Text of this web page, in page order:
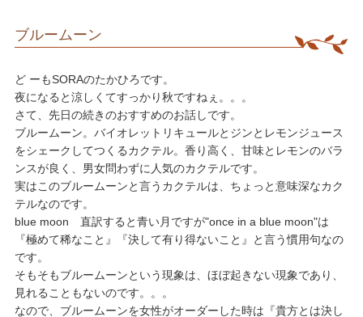
ブルームーン
ど ーもSORAのたかひろです。
​夜になると涼しくてすっかり秋ですねぇ。。。
​さて、先日の続きのおすすめのお話しです。
​ブルームーン。バイオレットリキュールとジンとレモンジュース
をシェークしてつくるカクテル。香り高く、甘味とレモンのバラ
ンスが良く、男女問わずに人気のカクテルです。
​実はこのブルームーンと言うカクテルは、ちょっと意味深なカク
テルなのです。
​blue moon 直訳すると青い月ですが"once in a blue moon"は
『極めて稀なこと』『決して有り得ないこと』と言う慣用句なの
です。
​そもそもブルームーンという現象は、ほぼ起きない現象であり、
見れることもないのです。。。
​なので、ブルームーンを女性がオーダーした時は『貴方とは決し